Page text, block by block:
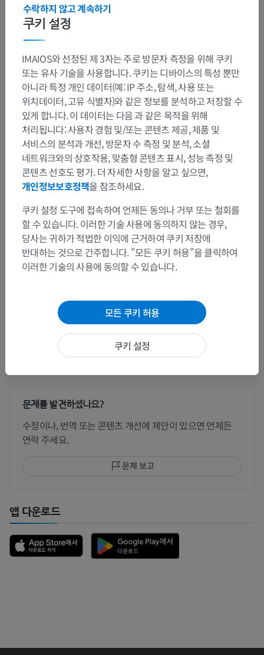
해부학적 계층
인체 해부학 2
인체> 내장계통> 생식계통> 여성생식계통>
여성바깥생식기관> 음부> 대음순틈새
하위 구조:이 부위는 하위 해부 구조가 없습니다
인체 해부학 1
동물 비교 해부학
문제를 발견하셨나요?
수정이나, 번역 또는 콘텐츠 개선에 제안이 있으면 언제든
연락 주세요.
문제 보고
앱 다운로드
쿠키 설정
수락하지 않고 계속하기
IMAIOS와 선정된 제 3자는 주로 방문자 측정을 위해 쿠키
또는 유사 기술을 사용합니다. 쿠키는 디바이스의 특성 뿐만
아니라 특정 개인 데이터(예: IP 주소, 탐색, 사용 또는
위치데이터, 고유 식별자)와 같은 정보를 분석하고 저장할 수
있게 합니다. 이 데이터는 다음 과 같은 목적을 위해
처리됩니다: 사용자 경험 및/또는 콘텐츠 제공, 제품 및
서비스의 분석과 개선, 방문자 수 측정 및 분석, 소셜
네트워크와의 상호작용, 맞춤형 콘텐츠 표시, 성능 측정 및
콘텐츠 선호도 평가. 더 자세한 사항을 알고 싶으면,
개인정보보호정책을 참조하세요.
쿠키 설정 도구에 접속하여 언제든 동의나 거부 또는 철회를
할 수 있습니다. 이러한 기술 사용에 동의하지 않는 경우,
당사는 귀하가 적법한 이익에 근거하여 쿠키 저장에
반대하는 것으로 간주합니다. "모든 쿠키 허용"을 클릭하여
이러한 기술의 사용에 동의할 수 있습니다.
모든 쿠키 허용
쿠키 설정